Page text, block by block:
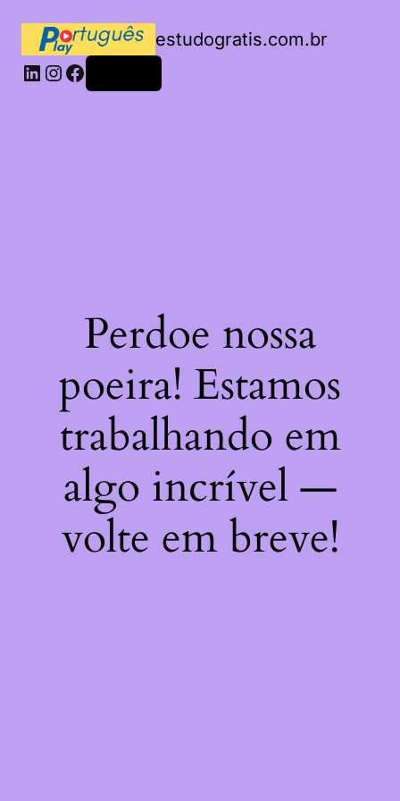
estudogratis.com.br
LinkedIn
Instagram
Facebook
Perdoe nossa
poeira! Estamos
trabalhando em
algo incrível —
volte em breve!